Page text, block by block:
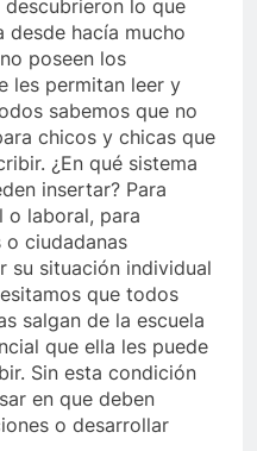
lo que
desde hacía mucho
poseen los
les permitan leer y
sabemos que no
chicos y chicas que
¿En qué sistema
insertar? Para
o laboral, para
ciudadanas
su situación individual
que todos
salgan de la escuela
que ella les puede
Sin esta condición
en que deben
o desarrollar